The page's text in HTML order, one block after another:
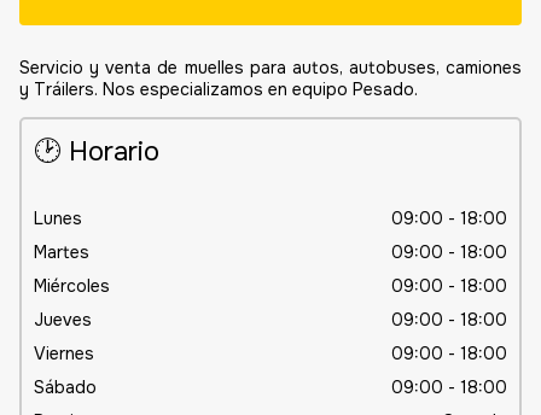
Servicio y venta de muelles para autos, autobuses, camiones
y Tráilers. Nos especializamos en equipo Pesado.
🕑 Horario
Lunes
09:00 - 18:00
Martes
09:00 - 18:00
Miércoles
09:00 - 18:00
Jueves
09:00 - 18:00
Viernes
09:00 - 18:00
Sábado
09:00 - 18:00